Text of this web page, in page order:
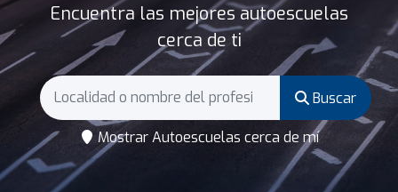
Encuentra las mejores autoescuelas
cerca de ti
Buscar
Mostrar Autoescuelas cerca de mí